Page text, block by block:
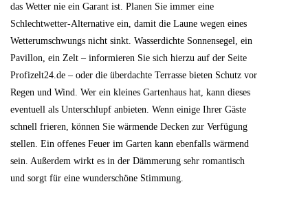
das Wetter nie ein Garant ist. Planen Sie immer eine
Schlechtwetter-Alternative ein, damit die Laune wegen eines
Wetterumschwungs nicht sinkt. Wasserdichte Sonnensegel, ein
Pavillon, ein Zelt – informieren Sie sich hierzu auf der Seite
Profizelt24.de – oder die überdachte Terrasse bieten Schutz vor
Regen und Wind. Wer ein kleines Gartenhaus hat, kann dieses
eventuell als Unterschlupf anbieten. Wenn einige Ihrer Gäste
schnell frieren, können Sie wärmende Decken zur Verfügung
stellen. Ein offenes Feuer im Garten kann ebenfalls wärmend
sein. Außerdem wirkt es in der Dämmerung sehr romantisch
und sorgt für eine wunderschöne Stimmung.